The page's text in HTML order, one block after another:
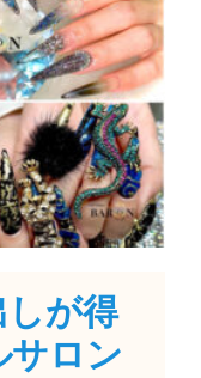
しが得
サロン